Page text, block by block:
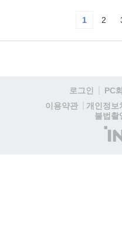
1 2
로그인 PC
이용약관
개인정보
불법촬